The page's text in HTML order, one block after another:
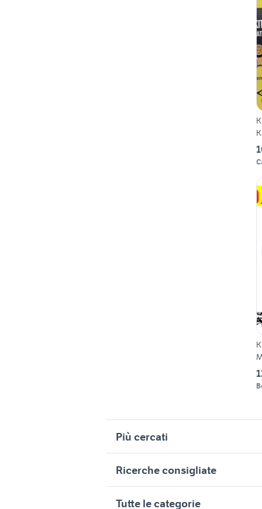
Più cercati
borsa a spalla con catena
Ricerche consigliate
coprimozzi fiat accessori auto
Tutte le categorie